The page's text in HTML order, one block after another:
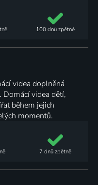
100 dnůzpětně
videa doplněná
videa dětí,
během jejich
momentů.
7 dnůzpětně